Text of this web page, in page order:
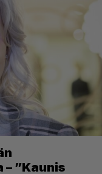
”Kaunis